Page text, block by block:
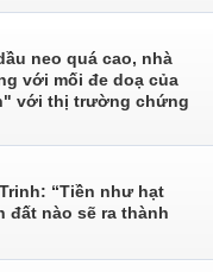
neo quá cao, nhà
với mối đe doạ của
với thị trường chứng
“Tiền như hạt
đất nào sẽ ra thành